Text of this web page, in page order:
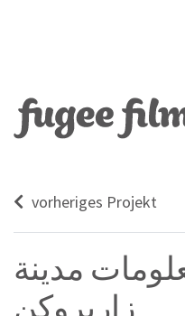
vorheriges Projekt
مدينة
زاربروكن